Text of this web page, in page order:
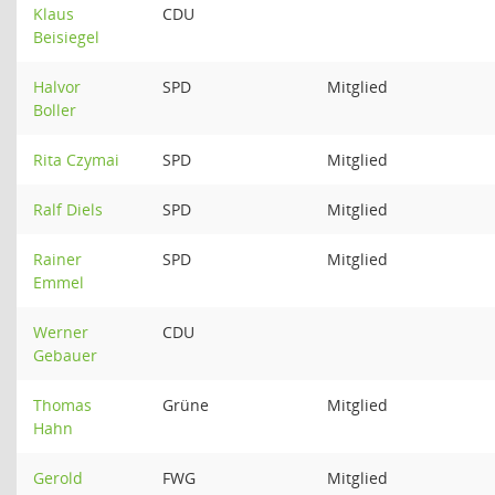
Klaus
Beisiegel
CDU
Halvor
Boller
SPD Mitglied
Rita Czymai SPD Mitglied
Ralf Diels SPD Mitglied
Rainer
Emmel
SPD Mitglied
Werner
Gebauer
CDU
Thomas
Hahn
Grüne Mitglied
Gerold
FWG Mitglied